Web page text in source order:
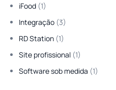
iFood (1)
Integração (3)
RD Station (1)
Site profissional (1)
Software sob medida (1)